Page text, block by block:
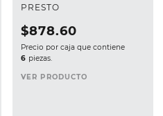
PRESTO
$878.60
Precio por caja que contiene
6 piezas.
VER PRODUCTO